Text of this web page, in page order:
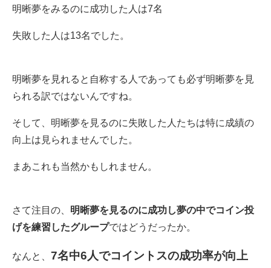
明晰夢をみるのに成功した人は7名
失敗した人は13名でした。
明晰夢を見れると自称する人であっても必ず明晰夢を見
られる訳ではないんですね。
そして、明晰夢を見るのに失敗した人たちは特に成績の
向上は見られませんでした。
まあこれも当然かもしれません。
さて注目の、 明晰夢を見るのに成功し夢の中でコイン投
げを練習したグループではどうだったか。
なんと、 7名中6人でコイントスの成功率が向上